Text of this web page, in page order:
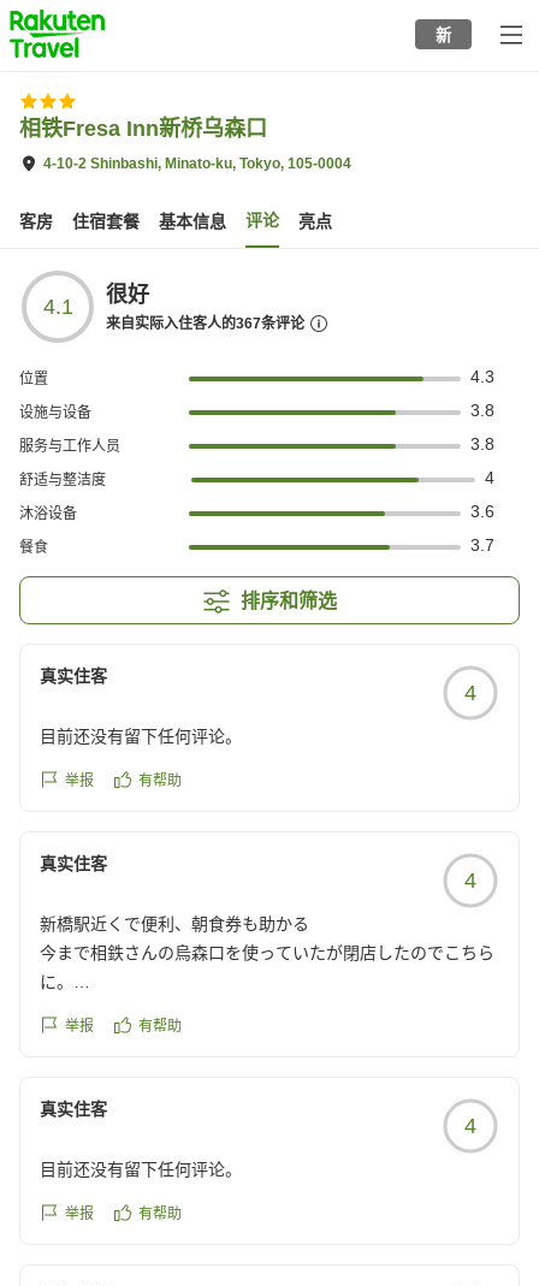
to
top
page
新
相铁Fresa Inn新桥乌森口
4-10-2 Shinbashi, Minato-ku, Tokyo, 105-0004
客房 住宿套餐 基本信息 评论 亮点
4.1 很好
来自实际入住客人的367条评论
位置 4.3
设施与设备 3.8
服务与工作人员 3.8
舒适与整洁度 4
沐浴设备 3.6
餐食 3.7
排序和筛选
真实住客
4
目前还没有留下任何评论。
举报 有帮助
真实住客
4
新橋駅近くで便利、朝食券も助かる
今まで相鉄さんの烏森口を使っていたが閉店したのでこちら
に。
気にならなかった。
良いのでたすかりました。
設備については少し意見があります。
ズボンプレッサーは各階エレベーターホールにあるのでしょ
举报 有帮助
真实住客
4
目前还没有留下任何评论。
举报 有帮助